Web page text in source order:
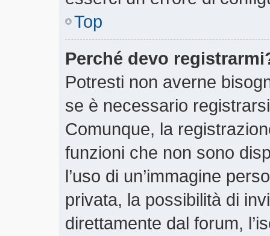
Top
Perché devo
Potresti non averne
se è necessario
Comunque, la
funzioni che non sono
l’uso di un’immagine
privata, la possibilità di
direttamente dal forum,